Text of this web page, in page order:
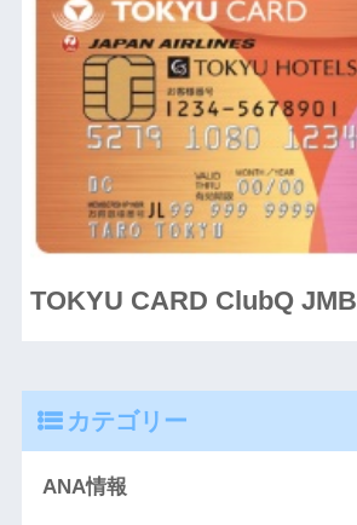
TOKYU CARD ClubQ JMB
カテゴリー
ANA情報